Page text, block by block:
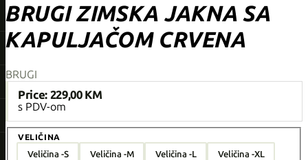
BRUGI ZIMSKA JAKNA SA
KAPULJAČOM CRVENA
BRUGI
Price: 229,00 KM
s PDV-om
VELIČINA
Veličina -S Veličina -M Veličina -L Veličina -XL